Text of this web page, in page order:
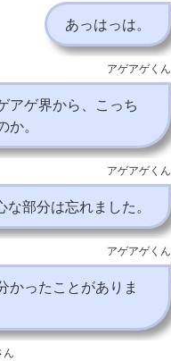
あっはっは。
アゲアゲくん
アゲ界から、こっち
。
アゲアゲくん
な部分は忘れました。
アゲアゲくん
かったことがありま
ん